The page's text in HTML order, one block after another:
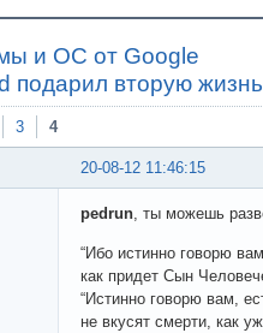
и ОС от Google
подарил вторую
3 4
20-08-12 11:46:15
pedrun , ты можешь
“Ибо истинно говорю
как придет Сын
“Истинно говорю вам,
не вкусят смерти, как